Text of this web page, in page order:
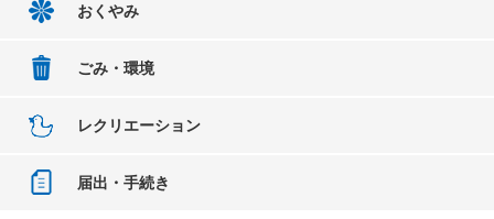
おくやみ
ごみ・環境
レクリエーション
届出・手続き